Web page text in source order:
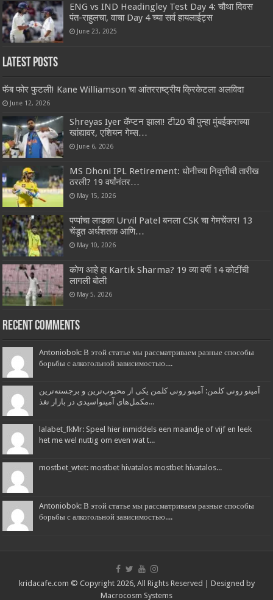
ENG vs IND Headingley Test Day 4: चौथा दिवस
पंत-राहुलचा, वाचा Day 4 च्या सर्व हायलाईट्स
June 23, 2025
Latest Posts
फॅब फोर फुटली! Kane Williamson चा आंतरराष्ट्रीय क्रिकेटला अलविदा
June 12, 2026
Shreyas Iyer कॅप्टन झाला! टी20 ची पुन्हा मुंबईकराच्या
खांद्यावर, एशियन गेम्स…
June 6, 2026
MS Dhoni IPL Retirement: धोनीच्या निवृत्तीची तारीख
ठरली? 19 वर्षांनंतर…
May 15, 2026
पप्पांचा लाडका Urvil Patel बनला CSK चा गेमचेंजर! 13
चेंडूत अर्धशतक आणि…
May 10, 2026
कोण आहे हा Kartik Sharma? 19 व्या वर्षी 14 कोटींची
लागली बोली
May 5, 2026
Recent Comments
Antoniobok: В этой статье мы рассматриваем разные способы
борьбы с алкогольной зависимостью....
آمینو رونی کلمن: آمینو رونی کلمن یکی از محبوب‌ترین و برجسته‌ترین
مکمل‌های آمینواسیدی در بازار تغذ...
lalabet_fkMr: Speel hier inmiddels een maandje of vijf en leek
het me wel nuttig om even wat t...
mostbet_wtet: mostbet hivatalos mostbet hivatalos...
Antoniobok: В этой статье мы рассматриваем разные способы
борьбы с алкогольной зависимостью....
kridacafe.com © Copyright 2026, All Rights Reserved | Designed by
Macrocosm Systems